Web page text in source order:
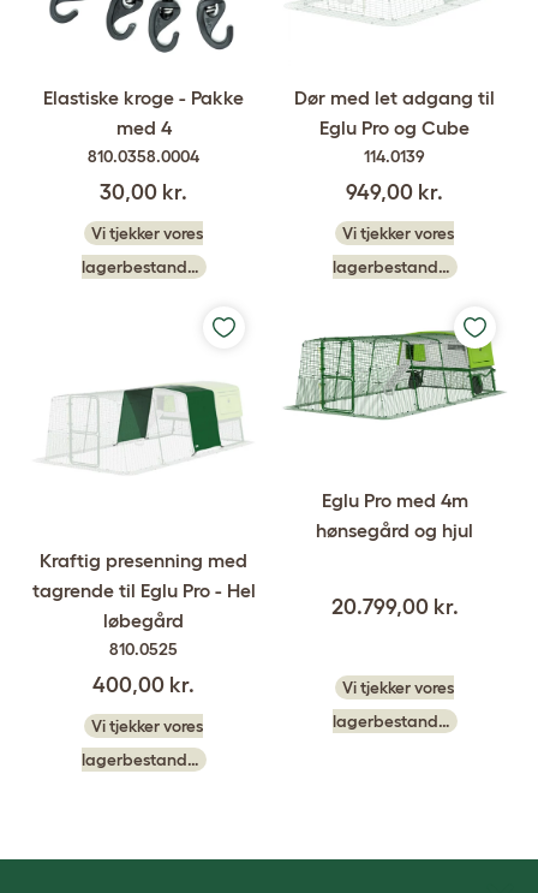
Elastiske kroge - Pakke
med 4
810.0358.0004
30,00 kr.
Vi tjekker vores
lagerbestand…
Dør med let adgang til
Eglu Pro og Cube
114.0139
949,00 kr.
Vi tjekker vores
lagerbestand…
Kraftig presenning med
tagrende til Eglu Pro - Hel
løbegård
810.0525
400,00 kr.
Vi tjekker vores
lagerbestand…
Eglu Pro med 4m
hønsegård og hjul
20.799,00 kr.
Vi tjekker vores
lagerbestand…